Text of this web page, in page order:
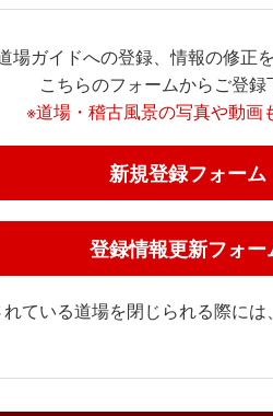
場ガイドへの登録、情報の修正
こちらのフォームからご登録
※道場・稽古風景の写真や動画
新規登録フォーム
登録情報更新フォー
ている道場を閉じられる際には